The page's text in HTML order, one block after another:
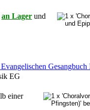
an Lager und
EG
einer